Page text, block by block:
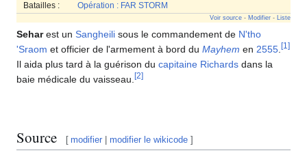
Batailles :
Opération : FAR STORM
Voir source - Modifier - Liste
Seharest un Sangheili sous le commandement de N'tho
'Sraom et officier de l'armement à bord du Mayhem en 2555 [1 ]
Il aida plus tard à la guérison du capitaine Richards dans la
baie médicale du vaisseau. [2]
Source [ modifier |modifier le wikicode ]